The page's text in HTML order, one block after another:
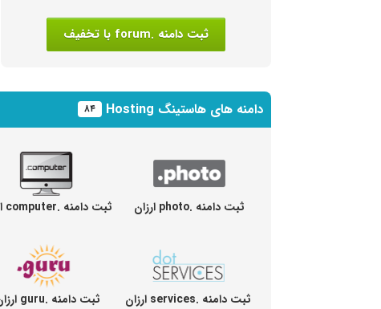
ثبت دامنه .forum با تخفیف
دامنه های هاستینگ Hosting ۸۴
ثبت دامنه .photo ارزان ثبت دامنه .computer ارزان
ثبت دامنه .services ارزان ثبت دامنه .guru ارزان